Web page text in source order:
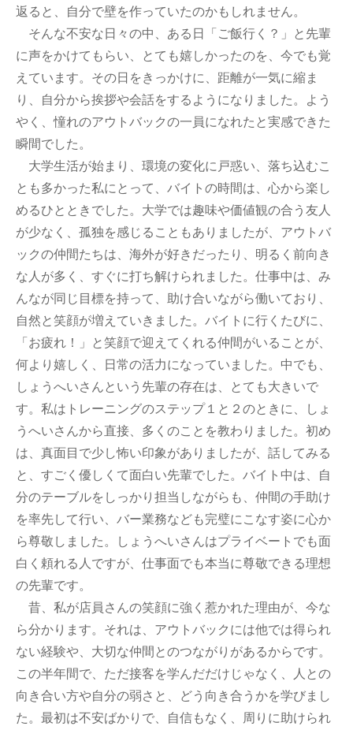
返ると、自分で壁を作っていたのかもしれません。
そんな不安な日々の中、ある日「ご飯行く？」と先輩
に声をかけてもらい、とても嬉しかったのを、今でも覚
えています。その日をきっかけに、距離が一気に縮ま
り、自分から挨拶や会話をするようになりました。よう
やく、憧れのアウトバックの一員になれたと実感できた
瞬間でした。
大学生活が始まり、環境の変化に戸惑い、落ち込むこ
とも多かった私にとって、バイトの時間は、心から楽し
めるひとときでした。大学では趣味や価値観の合う友人
が少なく、孤独を感じることもありましたが、アウトバ
ックの仲間たちは、海外が好きだったり、明るく前向き
な人が多く、すぐに打ち解けられました。仕事中は、み
んなが同じ目標を持って、助け合いながら働いており、
自然と笑顔が増えていきました。バイトに行くたびに、
「お疲れ！」と笑顔で迎えてくれる仲間がいることが、
何より嬉しく、日常の活力になっていました。中でも、
しょうへいさんという先輩の存在は、とても大きいで
す。私はトレーニングのステップ１と２のときに、しょ
うへいさんから直接、多くのことを教わりました。初め
は、真面目で少し怖い印象がありましたが、話してみる
と、すごく優しくて面白い先輩でした。バイト中は、自
分のテーブルをしっかり担当しながらも、仲間の手助け
を率先して行い、バー業務なども完璧にこなす姿に心か
ら尊敬しました。しょうへいさんはプライベートでも面
白く頼れる人ですが、仕事面でも本当に尊敬できる理想
の先輩です。
昔、私が店員さんの笑顔に強く惹かれた理由が、今な
ら分かります。それは、アウトバックには他では得られ
ない経験や、大切な仲間とのつながりがあるからです。
この半年間で、ただ接客を学んだだけじゃなく、人との
向き合い方や自分の弱さと、どう向き合うかを学びまし
た。最初は不安ばかりで、自信もなく、周りに助けられ